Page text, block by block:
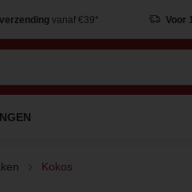
vanaf €39* Voor
Kokos